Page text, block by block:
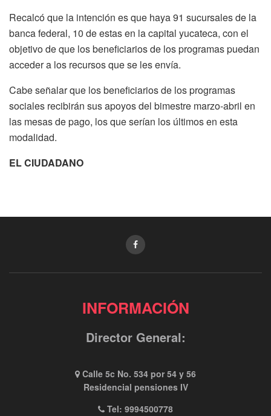
Recalcó que la intención es que haya 91 sucursales de la
banca federal, 10 de estas en la capital yucateca, con el
objetivo de que los beneficiarios de los programas puedan
acceder a los recursos que se les envía.
Cabe señalar que los beneficiarios de los programas
sociales recibirán sus apoyos del bimestre marzo-abril en
las mesas de pago, los que serían los últimos en esta
modalidad.
EL CIUDADANO
INFORMACIÓN
Director General:
Calle 5c No. 534 por 54 y 56
Residencial pensiones IV
Tel: 9994500778